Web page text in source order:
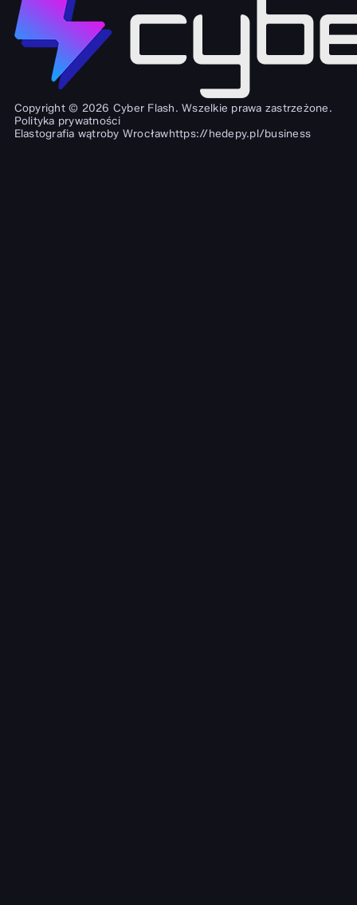
Copyright © 2026 Cyber Flash. Wszelkie prawa zastrzeżone.
Polityka prywatności
Elastografia wątroby Wrocławhttps://hedepy.pl/business